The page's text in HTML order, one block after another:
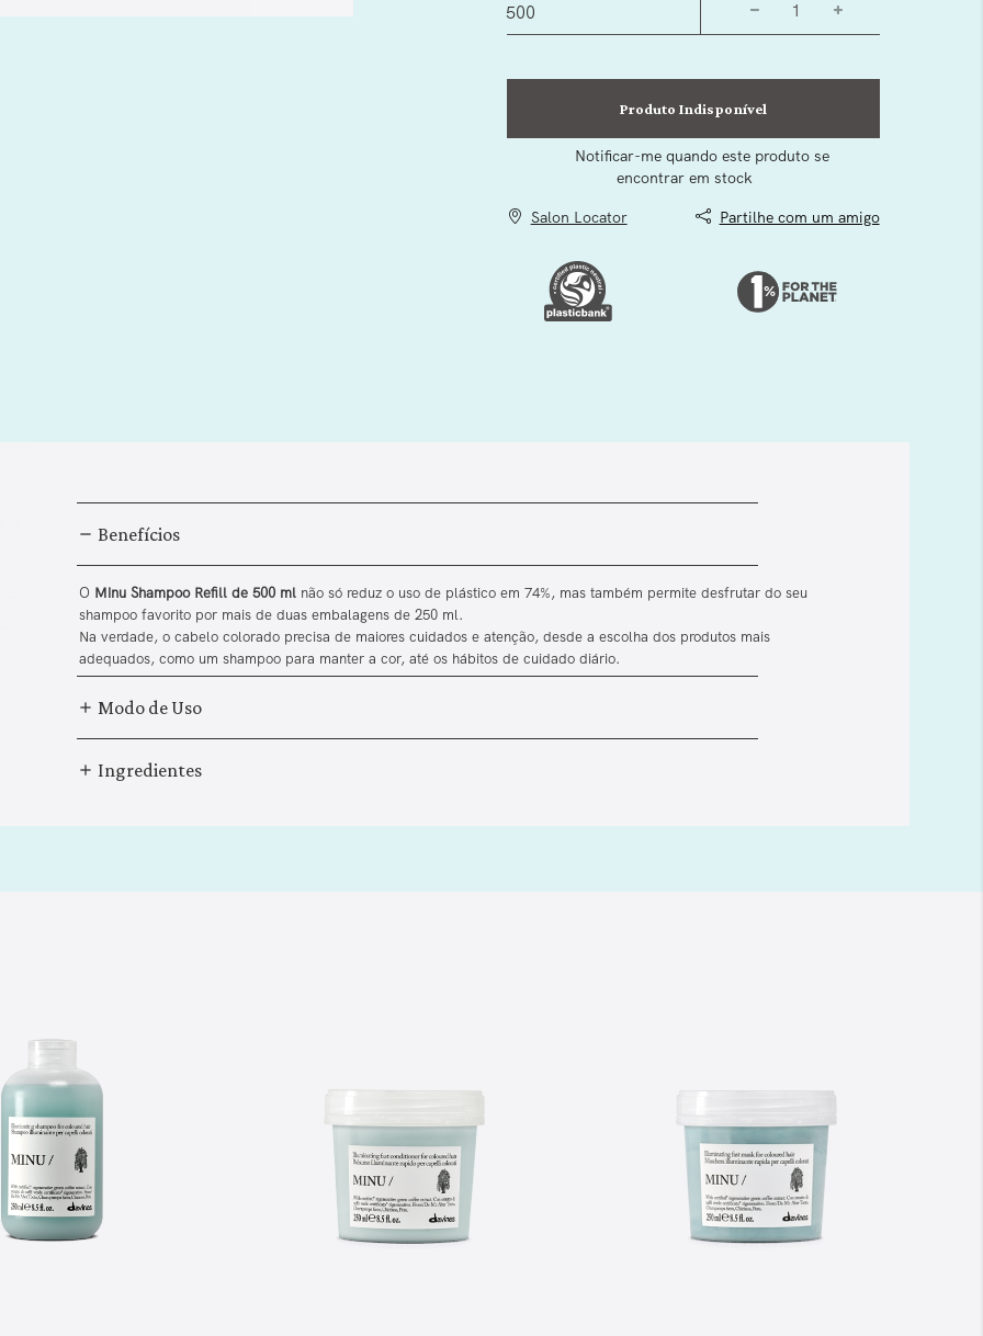
Produto Indisponível
Notificar-me quando este produto se
encontrar em stock
500
Salon Locator Partilhe com um amigo
Benefícios
O Minu Shampoo Refill de 500 ml não só reduz o uso de plástico em 74%, mas também permite desfrutar do seu
shampoo favorito por mais de duas embalagens de 250 ml.
Na verdade, o cabelo colorado precisa de maiores cuidados e atenção, desde a escolha dos produtos mais
adequados, como um shampoo para manter a cor, até os hábitos de cuidado diário.
Modo de Uso
Ingredientes